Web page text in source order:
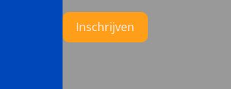
Inschrijven